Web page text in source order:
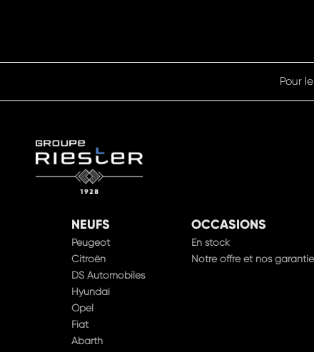
Pour
NEUFS
Peugeot
Citroën
DS Automobiles
Hyundai
Opel
Fiat
Abarth
OCCASIONS
En stock
Notre offre et nos